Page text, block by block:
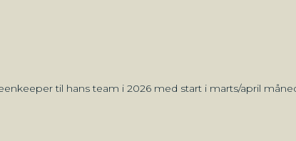
til hans team i 2026 med start i marts/april